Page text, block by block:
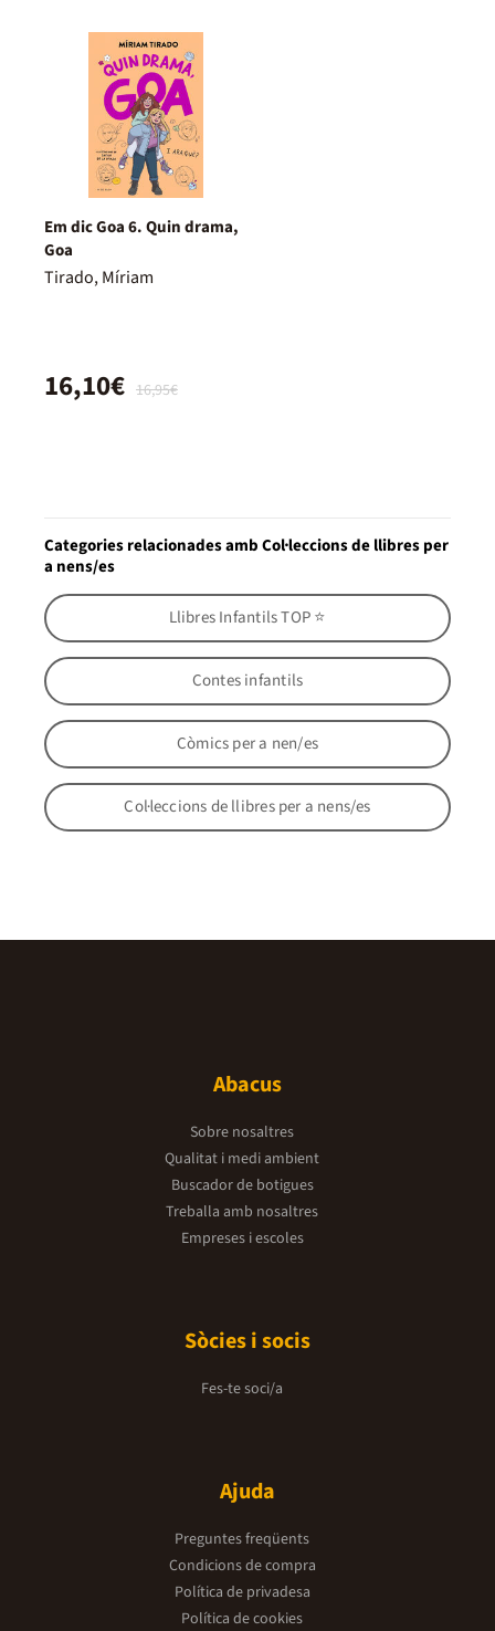
Em dic Goa 6. Quin drama,
Goa
Tirado, Míriam
16,95€
16,10€
Categories relacionades amb Col·leccions de llibres per
a nens/es
Llibres Infantils TOP ⭐
Contes infantils
Còmics per a nen/es
Col·leccions de llibres per a nens/es
Abacus
Sobre nosaltres
Qualitat i medi ambient
Buscador de botigues
Treballa amb nosaltres
Empreses i escoles
Sòcies i socis
Fes-te soci/a
Ajuda
Preguntes freqüents
Condicions de compra
Política de privadesa
Política de cookies